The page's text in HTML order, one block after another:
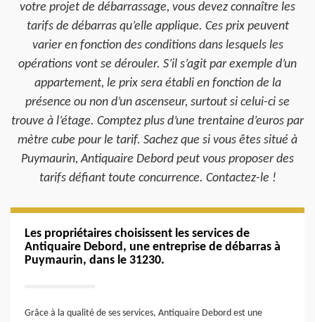
votre projet de débarrassage, vous devez connaître les
tarifs de débarras qu’elle applique. Ces prix peuvent
varier en fonction des conditions dans lesquels les
opérations vont se dérouler. S’il s’agit par exemple d’un
appartement, le prix sera établi en fonction de la
présence ou non d’un ascenseur, surtout si celui-ci se
trouve à l’étage. Comptez plus d’une trentaine d’euros par
mètre cube pour le tarif. Sachez que si vous êtes situé à
Puymaurin, Antiquaire Debord peut vous proposer des
tarifs défiant toute concurrence. Contactez-le !
Les propriétaires choisissent les services de
Antiquaire Debord, une entreprise de débarras à
Puymaurin, dans le 31230.
Grâce à la qualité de ses services, Antiquaire Debord est une